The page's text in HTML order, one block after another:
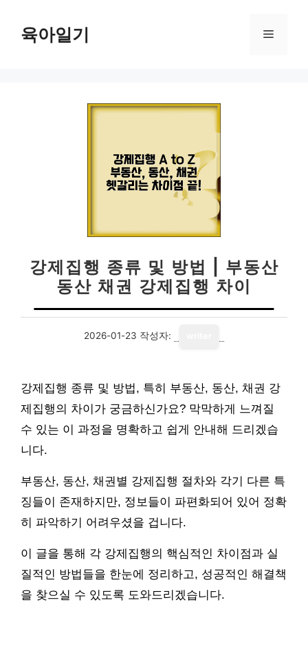
육아일기 메
강제집행 종류 및 방법 | 부동산
동산 채권 강제집행 차이
2026-01-23 작성자:
강제집행 종류 및 방법, 특히 부동산, 동산, 채권 강
제집행의 차이가 궁금하신가요? 막막하게 느껴질
수 있는 이 과정을 명확하고 쉽게 안내해 드리겠습
니다.
부동산, 동산, 채권별 강제집행 절차와 각기 다른 특
징들이 존재하지만, 정보들이 파편화되어 있어 정확
히 파악하기 어려우셨을 겁니다.
이 글을 통해 각 강제집행의 핵심적인 차이점과 실
질적인 방법들을 한눈에 정리하고, 성공적인 해결책
을 찾으실 수 있도록 도와드리겠습니다.